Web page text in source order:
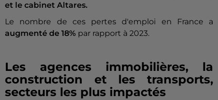
et le cabinet Altares.
Le nombre de ces pertes d'emploi en France a
augmenté de 18% par rapport à 2023.
Les agences immobilières, la
construction et les transports,
secteurs les plus impactés